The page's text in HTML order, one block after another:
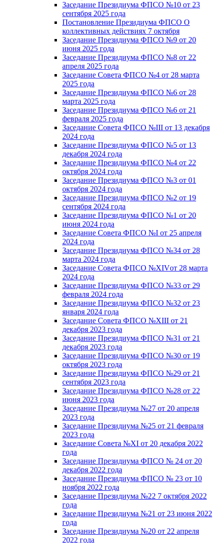
Заседание Президиума ФПСО №10 от 23
сентября 2025 года
Постановление Президиума ФПСО О
коллективных действиях 7 октября
Заседание Президиума ФПСО №9 от 20
июня 2025 года
Заседание Президиума ФПСО №8 от 22
апреля 2025 года
Заседание Совета ФПСО №4 от 28 марта
2025 года
Заседание Президиума ФПСО №6 от 28
марта 2025 года
Заседание Президиума ФПСО №6 от 21
февраля 2025 года
Заседание Совета ФПСО №III от 13 декабря
2024 года
Заседание Президиума ФПСО №5 от 13
декабря 2024 года
Заседание Президиума ФПСО №4 от 22
октября 2024 года
Заседание Президиума ФПСО №3 от 01
октября 2024 года
Заседание Президиума ФПСО №2 от 19
сентября 2024 года
Заседание Президиума ФПСО №1 от 20
июня 2024 года
Заседание Совета ФПСО №I от 25 апреля
2024 года
Заседание Президиума ФПСО №34 от 28
марта 2024 года
Заседание Совета ФПСО №XIVот 28 марта
2024 года
Заседание Президиума ФПСО №33 от 29
февраля 2024 года
Заседание Президиума ФПСО №32 от 23
января 2024 года
Заседание Совета ФПСО №XIII от 21
декабря 2023 года
Заседание Президиума ФПСО №31 от 21
декабря 2023 года
Заседание Президиума ФПСО №30 от 19
октября 2023 года
Заседание Президиума ФПСО №29 от 21
сентября 2023 года
Заседание Президиума ФПСО №28 от 22
июня 2023 года
Заседание Президиума №27 от 20 апреля
2023 года
Заседание Президиума №25 от 21 февраля
2023 года
Заседание Совета №XI от 20 декабря 2022
года
Заседание Президиума ФПСО № 24 от 20
декабря 2022 года
Заседание Президиума ФПСО № 23 от 10
ноября 2022 года
Заседание Президиума №22 7 октября 2022
года
Заседание Президиума №21 от 23 июня 2022
года
Заседание Президиума №20 от 22 апреля
2022 года